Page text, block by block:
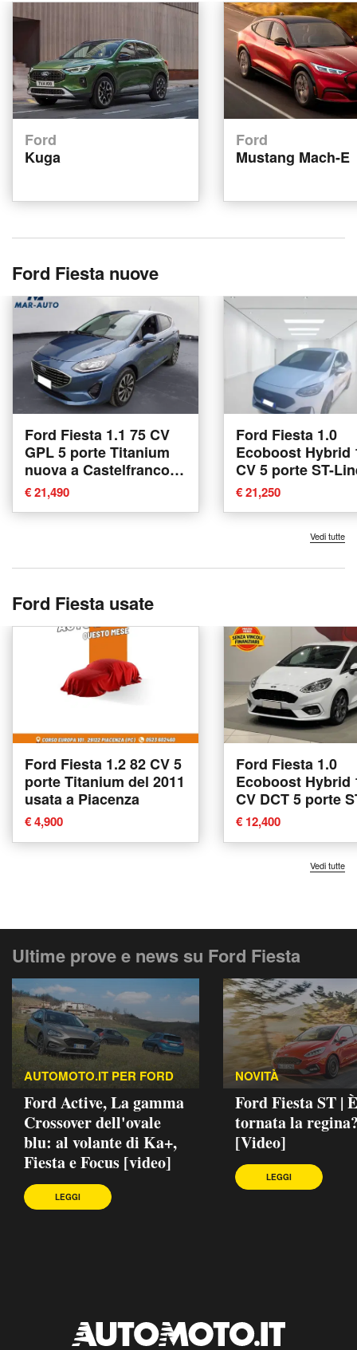
Ford
Kuga
Ford
Mustang Mach-E
Ford Fiesta nuove
Ford Fiesta 1.1 75 CV
GPL 5 porte Titanium
nuova a Castelfranco
Veneto
€ 21,490
Ford Fiesta 1.0
Ecoboost Hybrid
CV 5 porte ST-
nuova a Latina
€ 21,250
Vedi tutte
Ford Fiesta usate
Ford Fiesta 1.2 82 CV 5
porte Titanium del 2011
usata a Piacenza
€ 4,900
Ford Fiesta 1.0
Ecoboost Hybrid
CV DCT 5 porte
del 2021 usata a
Montagna in
€ 12,400
Vedi tutte
Ultime prove e news su Ford Fiesta
AUTOMOTO.IT PER FORD
Ford Active, La gamma
Crossover dell'ovale
blu: al volante di Ka+,
Fiesta e Focus [video]
LEGGI
NOVITÀ
Ford Fiesta ST | È
tornata la
[Video]
LEGGI